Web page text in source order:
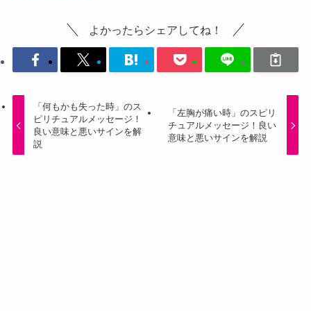
よかったらシェアしてね！
「何もかも失った時」のス
ピリチュアルメッセージ！
良い意味と悪いサインを解
説
「左胸が痛い時」のスピリ
チュアルメッセージ！良い
意味と悪いサインを解説